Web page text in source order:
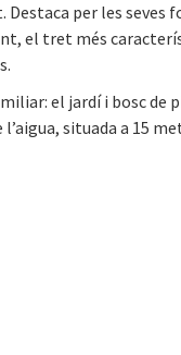
per les seves
el tret més
el jardí i bosc
situada a 15